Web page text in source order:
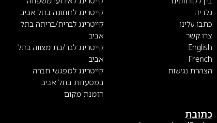
גלריה
כתבו עלינו
צרו קשר
English
French
הצהרת נגישות
קייטרינג לחתונה בתל אביב
קייטרינג לברית/בריתה בתל
אביב
קייטרינג לבר/בת מצווה בתל
אביב
קייטרינג למפגשי חברה
במסעדות בתל אביב
הזמנת מקום
כתובת